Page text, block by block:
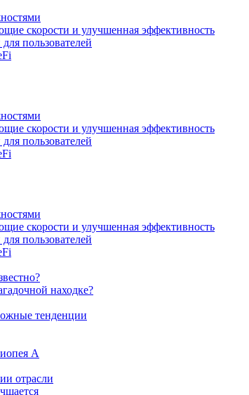
скорости и улучшенная эффективность
пользователей
скорости и улучшенная эффективность
пользователей
скорости и улучшенная эффективность
пользователей
находке?
тенденции
А
отрасли